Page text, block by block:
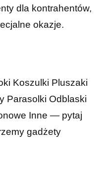
dla kontrahentów,
okazje.
Koszulki Pluszaki
Parasolki Odblaski
Inne — pytaj
gadżety